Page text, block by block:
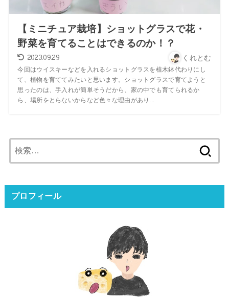
【ミニチュア栽培】ショットグラスで花・
野菜を育てることはできるのか！？
2023.09.29 くれとむ
今回はウイスキーなどを入れるショットグラスを植木鉢代わりにし
て、植物を育ててみたいと思います。ショットグラスで育てようと
思ったのは、手入れが簡単そうだから、家の中でも育てられるか
ら、場所をとらないからなど色々な理由があり...
索:
プロフィール